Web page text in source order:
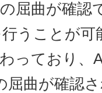
屈曲が確認
うことが可
っており、
屈曲が確認